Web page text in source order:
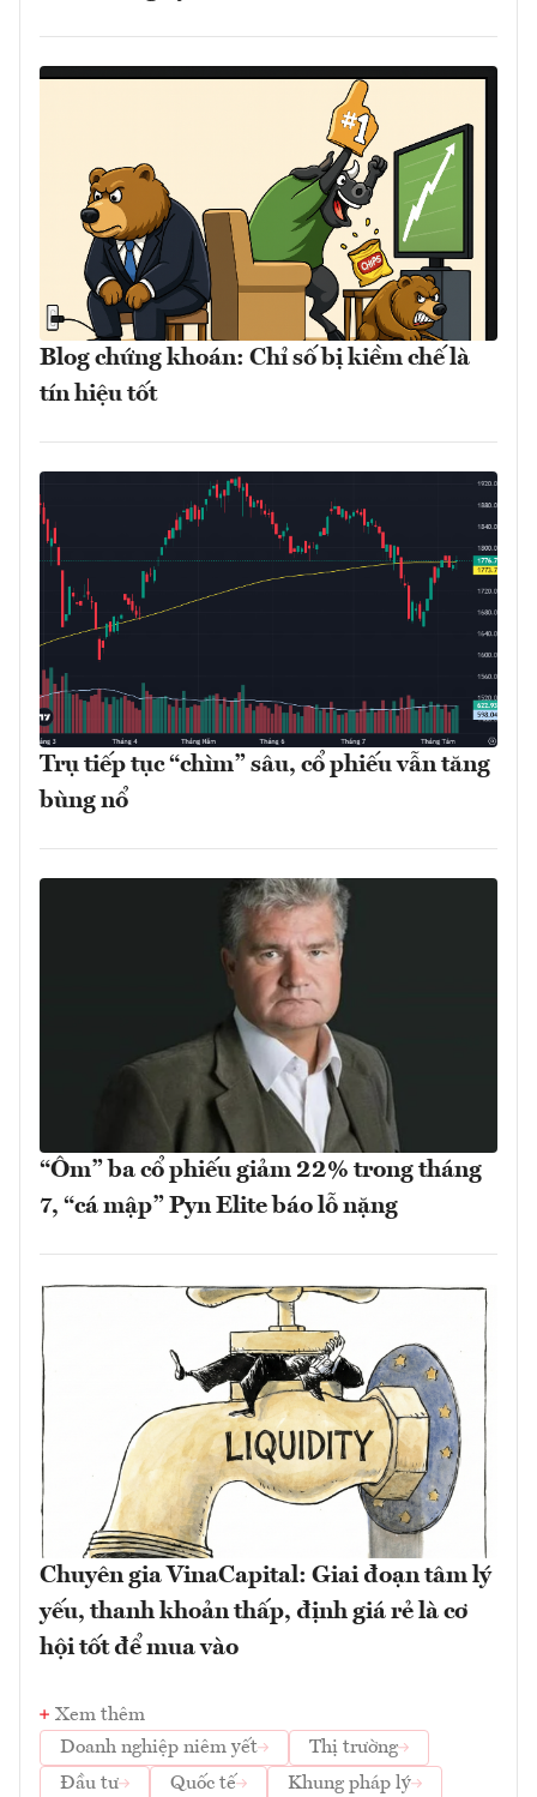
Blog chứng khoán: Chỉ số bị kiềm chế là
tín hiệu tốt
Trụ tiếp tục “chìm” sâu, cổ phiếu vẫn tăng
bùng nổ
“Ôm” ba cổ phiếu giảm 22% trong tháng
7, “cá mập” Pyn Elite báo lỗ nặng
Chuyên gia VinaCapital: Giai đoạn tâm lý
yếu, thanh khoản thấp, định giá rẻ là cơ
hội tốt để mua vào
Xem thêm
Doanh nghiệp niêm yết
Thị trường
Đầu tư
Quốc tế Khung pháp lý